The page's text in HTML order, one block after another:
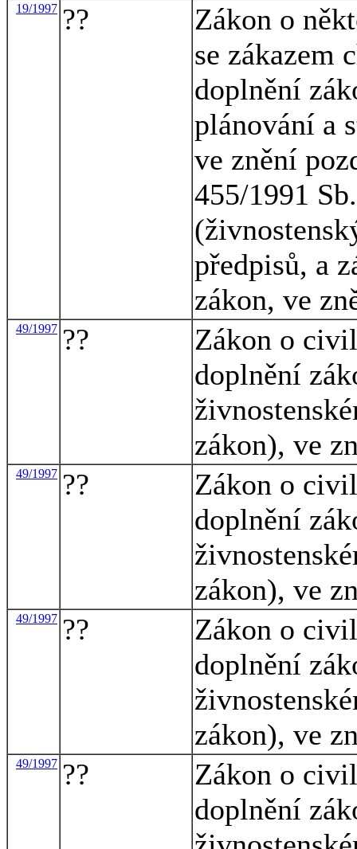
19/1997 ??
Zákon o
se zákazem
doplnění
plánování a
ve znění
455/1991
předpisů, a
zákon, ve
49/1997 ??
Zákon o
doplnění
zákon), ve
49/1997 ??
Zákon o
doplnění
zákon), ve
49/1997 ??
Zákon o
doplnění
zákon), ve
49/1997 ??
Zákon o
doplnění